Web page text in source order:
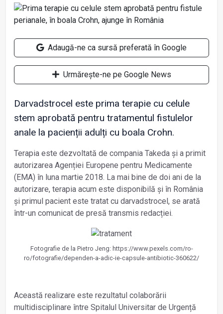
Adaugă-ne ca sursă preferată în Google
Urmărește-ne pe Google News
Darvadstrocel este prima terapie cu celule
stem aprobată pentru tratamentul fistulelor
anale la pacienții adulți cu boala Crohn.
Terapia este dezvoltată de compania Takeda și a primit
autorizarea Agenției Europene pentru Medicamente
(EMA) în luna martie 2018. La mai bine de doi ani de la
autorizare, terapia acum este disponibilă și în România
și primul pacient este tratat cu darvadstrocel, se arată
într-un comunicat de presă transmis redacției.
Fotografie de la Pietro Jeng: https://www.pexels.com/ro-
ro/fotografie/dependen-a-adic-ie-capsule-antibiotic-360622/
Această realizare este rezultatul colaborării
multidisciplinare între Spitalul Universitar de Urgență